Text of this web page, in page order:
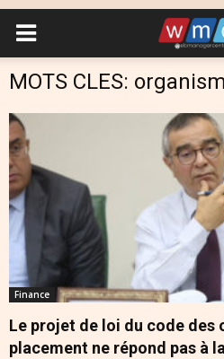
MOTS CLES:
Finance
Le projet de loi du code des
placement ne répond pas à